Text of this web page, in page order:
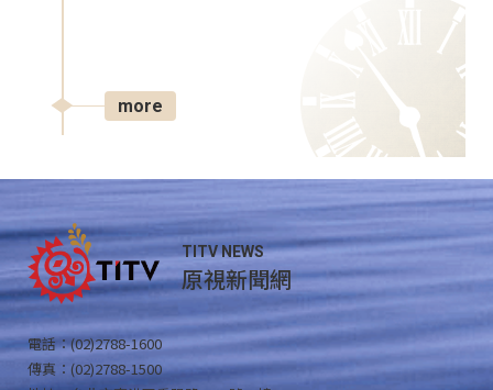
more
TITV NEWS
原視新聞網
電話：(02)2788-1600
傳真：(02)2788-1500